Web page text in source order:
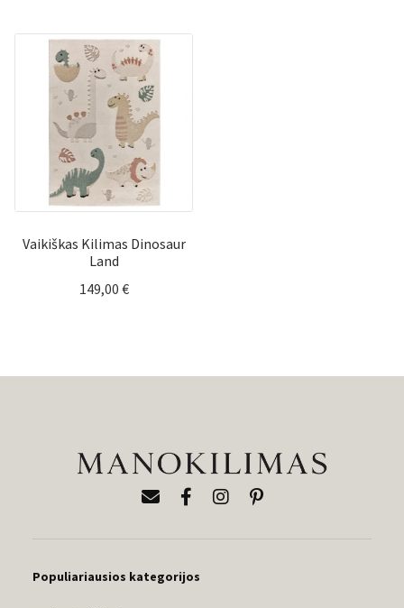
Vaikiškas Kilimas Dinosaur
Land
149,00 €
Populiariausios kategorijos